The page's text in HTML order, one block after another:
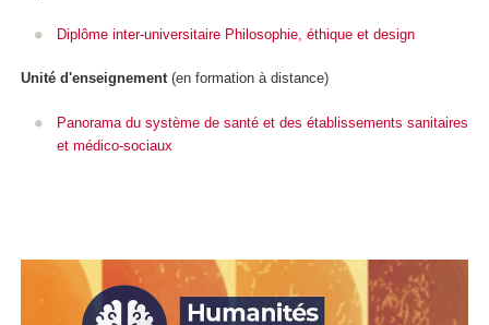
Diplôme inter-universitaire Philosophie, éthique et design
Unité d'enseignement(en formation à distance)
Panorama du système de santé et des établissements sanitaires
et médico-sociaux